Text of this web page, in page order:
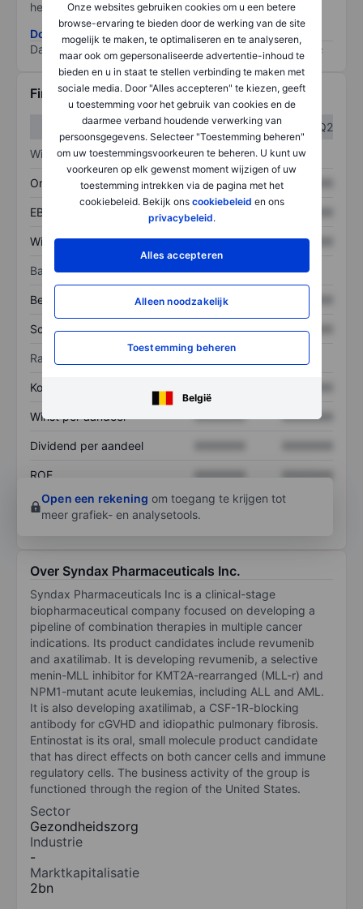
Onze websites gebruiken cookies om u een betere
browse-ervaring te bieden door de werking van de site
mogelijk te maken, te optimaliseren en te analyseren,
maar ook om gepersonaliseerde advertentie-inhoud te
bieden en u in staat te stellen verbinding te maken met
sociale media. Door "Alles accepteren" te kiezen, geeft
u toestemming voor het gebruik van cookies en de
daarmee verband houdende verwerking van
persoonsgegevens. Selecteer "Toestemming beheren"
om uw toestemmingsvoorkeuren te beheren. U kunt uw
voorkeuren op elk gewenst moment wijzigen of uw
toestemming intrekken via de pagina met het
cookiebeleid. Bekijk ons cookiebeleid en ons
privacybeleid.
Alles accepteren
Alleen noodzakelijk
Toestemming beheren
België
het grootste risico).
Download de ESG-risicomethodologie
Data provided by
/
Financiële gegevens
Q1
Q2
Winst/verlies
Omzet XXXXXXX XXXXXXX
EBITDA XXXXXXX
Winst XXXXXXX XXXXXXX
Balans
Bezittingen XXXXXXX
Schulden XXXXXXX XXXXXXX
Ratio's
Koers/omzetratio
Winst per aandeel XXXXXXX XXXXXXX
Dividend per aandeel
ROE XXXXXXX
XXXXXXX
Open een rekening om toegang te krijgen tot
meer grafiek- en analysetools.
Over Syndax Pharmaceuticals Inc.
Syndax Pharmaceuticals Inc is a clinical-stage
biopharmaceutical company focused on developing a
pipeline of combination therapies in multiple cancer
indications. Its product candidates include revumenib
and axatilimab. It is developing revumenib, a selective
menin-MLL inhibitor for KMT2A-rearranged (MLL-r) and
NPM1-mutant acute leukemias, including ALL and AML.
It is also developing axatilimab, a CSF-1R-blocking
antibody for cGVHD and idiopathic pulmonary fibrosis.
Entinostat is its oral, small molecule product candidate
that has direct effects on both cancer cells and immune
regulatory cells. The business activity of the group is
functioned through the region of the United States.
Sector
Gezondheidszorg
Industrie
-
Marktkapitalisatie
2bn